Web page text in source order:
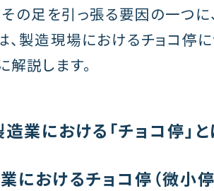
その足を引っ張る要因の一つに
、製造現場におけるチョコ停
解説します。
造業における「チョコ停」
におけるチョコ停（微小